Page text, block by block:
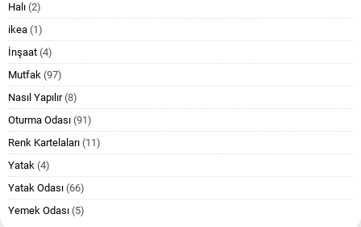
Halı (2)
ikea (1)
İnşaat (4)
Mutfak (97)
Nasıl Yapılır(8)
Oturma Odası (91)
Renk Kartelaları (11)
Yatak (4)
Yatak Odası (66)
Yemek Odası (5)